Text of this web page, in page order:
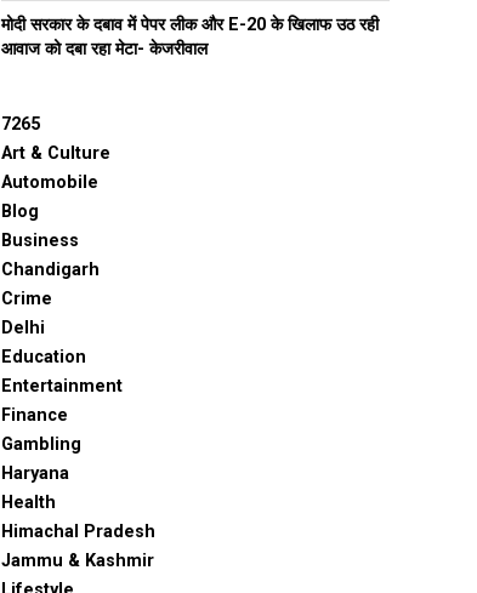
मोदी सरकार के दबाव में पेपर लीक और E-20 के खिलाफ उठ रही
आवाज को दबा रहा मेटा- केजरीवाल
7265
Art & Culture
Automobile
Blog
Business
Chandigarh
Crime
Delhi
Education
Entertainment
Finance
Gambling
Haryana
Health
Himachal Pradesh
Jammu & Kashmir